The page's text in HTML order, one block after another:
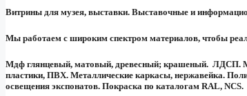
Витрины для музея, выставки. Выставочные и
Мы работаем с широким спектром материалов, чтобы
Мдф глянцевый, матовый, древесный; крашеный. ЛДСП.
пластики, ПВХ. Металлические каркасы, нержавейка.
освещения экспонатов. Покраска по каталогам RAL, NCS.